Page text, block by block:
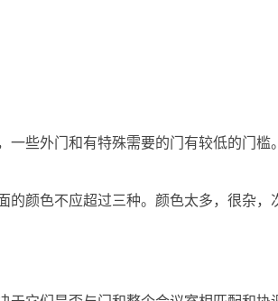
一些外门和有特殊需要的门有较低的门槛
颜色不应超过三种。颜色太多，很杂，